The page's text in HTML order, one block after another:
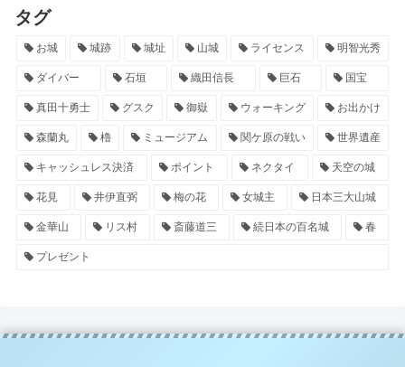
タグ
お城 城跡 城址 山城 ライセンス 明智光秀
ダイバー 石垣 織田信長 巨石 国宝
真田十勇士 グスク 御嶽 ウォーキング お出かけ
森蘭丸 櫓 ミュージアム 関ケ原の戦い 世界遺産
キャッシュレス決済 ポイント ネクタイ 天空の城
花見 井伊直弼 梅の花 女城主 日本三大山城
金華山 リス村 斎藤道三 続日本の百名城 春
プレゼント